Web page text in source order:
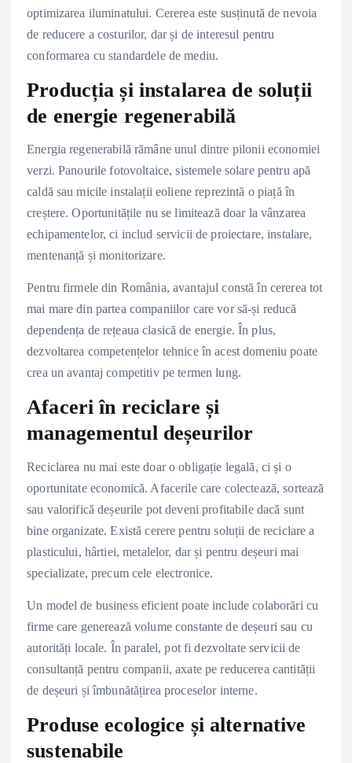
optimizarea iluminatului. Cererea este susținută de nevoia
de reducere a costurilor, dar și de interesul pentru
conformarea cu standardele de mediu.
Producția și instalarea de soluții
de energie regenerabilă
Energia regenerabilă rămâne unul dintre pilonii economiei
verzi. Panourile fotovoltaice, sistemele solare pentru apă
caldă sau micile instalații eoliene reprezintă o piață în
creștere. Oportunitățile nu se limitează doar la vânzarea
echipamentelor, ci includ servicii de proiectare, instalare,
mentenanță și monitorizare.
Pentru firmele din România, avantajul constă în cererea tot
mai mare din partea companiilor care vor să-și reducă
dependența de rețeaua clasică de energie. În plus,
dezvoltarea competențelor tehnice în acest domeniu poate
crea un avantaj competitiv pe termen lung.
Afaceri în reciclare și
managementul deșeurilor
Reciclarea nu mai este doar o obligație legală, ci și o
oportunitate economică. Afacerile care colectează, sortează
sau valorifică deșeurile pot deveni profitabile dacă sunt
bine organizate. Există cerere pentru soluții de reciclare a
plasticului, hârtiei, metalelor, dar și pentru deșeuri mai
specializate, precum cele electronice.
Un model de business eficient poate include colaborări cu
firme care generează volume constante de deșeuri sau cu
autorități locale. În paralel, pot fi dezvoltate servicii de
consultanță pentru companii, axate pe reducerea cantității
de deșeuri și îmbunătățirea proceselor interne.
Produse ecologice și alternative
sustenabile